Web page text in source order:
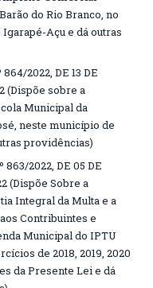
do Rio Branco, no
Açu e dá outras
2022, DE 13 DE
(Dispõe sobre a
Municipal da
neste município de
providências)
2022, DE 05 DE
(Dispõe Sobre a
Integral da Multa e a
Contribuintes e
Municipal do IPTU
de 2018, 2019, 2020
da Presente Lei e dá